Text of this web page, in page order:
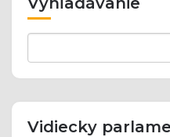
Vidiecky